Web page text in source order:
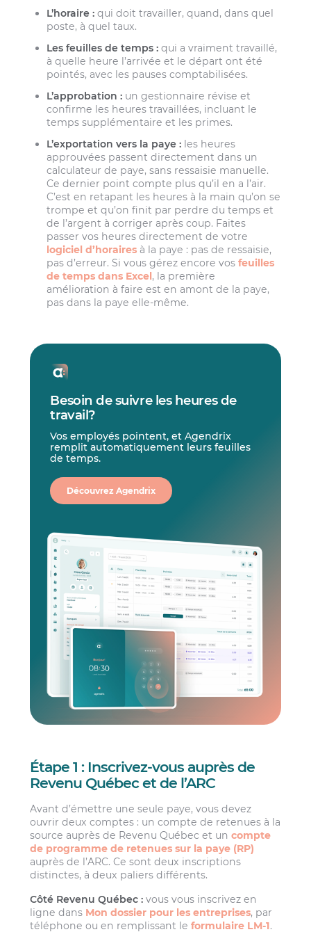
L’horaire : qui doit travailler, quand, dans quel
poste, à quel taux.
Les feuilles de temps : qui a vraiment travaillé,
à quelle heure l’arrivée et le départ ont été
pointés, avec les pauses comptabilisées.
L’approbation : un gestionnaire révise et
confirme les heures travaillées, incluant le
temps supplémentaire et les primes.
L’exportation vers la paye : les heures
approuvées passent directement dans un
calculateur de paye, sans ressaisie manuelle.
Ce dernier point compte plus qu’il en a l’air.
C’est en retapant les heures à la main qu’on se
trompe et qu’on finit par perdre du temps et
de l’argent à corriger après coup. Faites
passer vos heures directement de votre
logiciel d’horaires à la paye : pas de ressaisie,
pas d’erreur. Si vous gérez encore vosfeuilles
de temps dans Excel , la première
amélioration à faire est en amont de la paye,
pas dans la paye elle-même.
Besoin de suivre les heures de
travail?
Vos employés pointent, et Agendrix
remplit automatiquement leurs feuilles
de temps.
Découvrez Agendrix
Étape 1 : Inscrivez-vous auprès de
Revenu Québec et de l’ARC
Avant d’émettre une seule paye, vous devez
ouvrir deux comptes : un compte de retenues à la
source auprès de Revenu Québec et uncompte
de programme de retenues sur la paye (RP)
auprès de l’ARC. Ce sont deux inscriptions
distinctes, à deux paliers différents.
Côté Revenu Québec : vous vous inscrivez en
ligne dans Mon dossier pour les entreprises, par
téléphone ou en remplissant leformulaire LM-1.